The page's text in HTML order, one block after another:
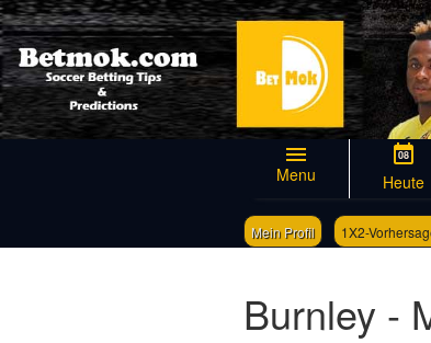
Menu
08
Heute
Mein Profil 1X2-
Burnley -